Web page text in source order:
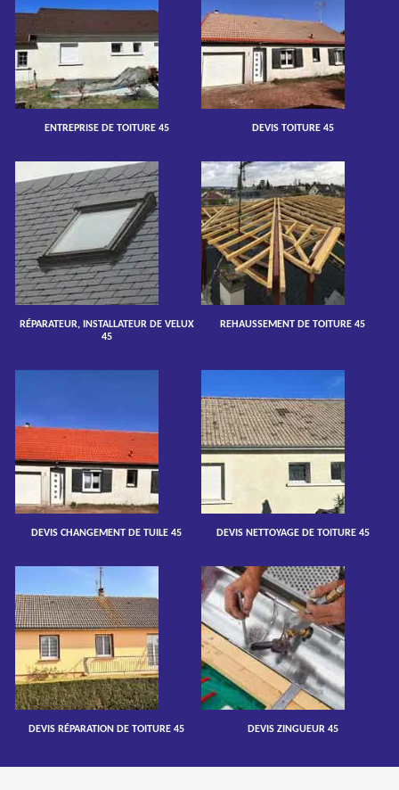
ENTREPRISE DE TOITURE 45 DEVIS TOITURE 45
RÉPARATEUR, INSTALLATEUR DE VELUX
45
REHAUSSEMENT DE TOITURE 45
DEVIS CHANGEMENT DE TUILE 45 DEVIS NETTOYAGE DE TOITURE 45
DEVIS RÉPARATION DE TOITURE 45 DEVIS ZINGUEUR 45